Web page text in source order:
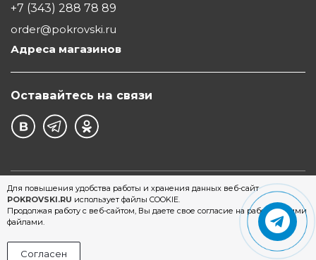
Для повышения удобства работы и хранения данных веб-сайт
POKROVSKI.RU использует файлы COOKIE.
Продолжая работу с веб-сайтом, Вы даете свое согласие на работу с этими
файлами.
Согласен
+7 (343) 288 78 89
order@pokrovski.ru
Адреса магазинов
Оставайтесь на связи
©1997 - 2026 Обувной Дом "Покровский" - сеть
магазинов обуви в Екатеринбурге